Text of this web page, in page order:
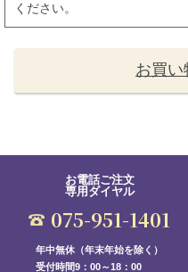
ください。
お買い
お電話ご注文
専用ダイヤル
075-951-1401
年中無休（年末年始を除く）
受付時間9：00～18：00